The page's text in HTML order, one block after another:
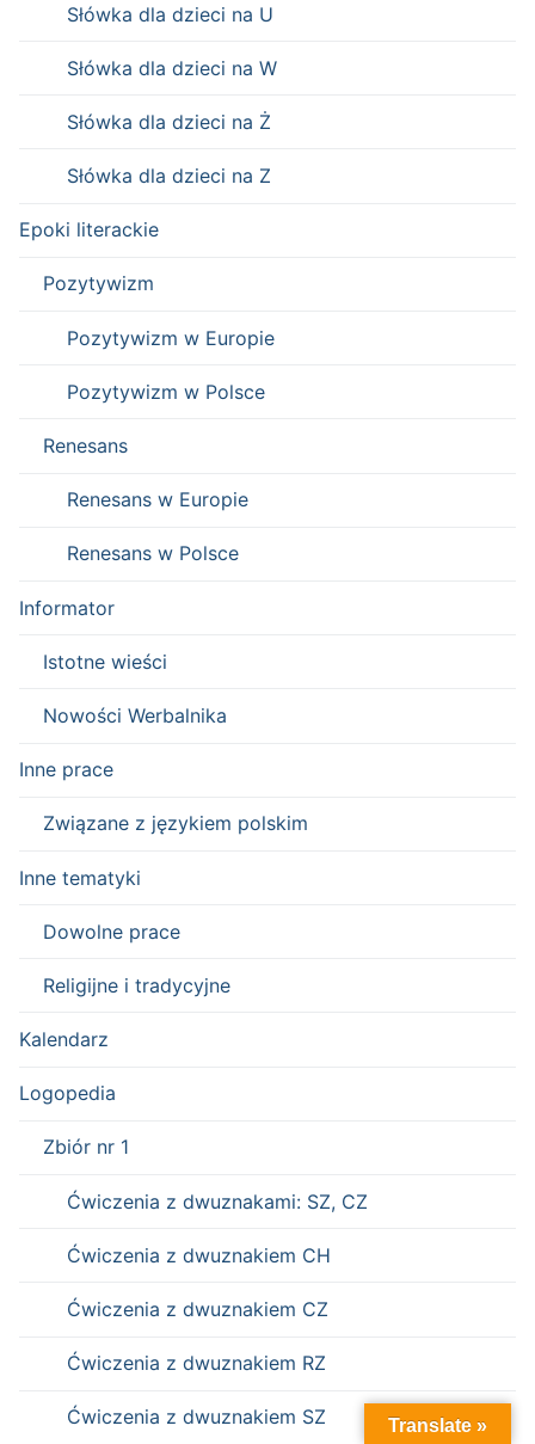
Słówka dla dzieci na U
Słówka dla dzieci na W
Słówka dla dzieci na Ż
Słówka dla dzieci na Z
Epoki literackie
Pozytywizm
Pozytywizm w Europie
Pozytywizm w Polsce
Renesans
Renesans w Europie
Renesans w Polsce
Informator
Istotne wieści
Nowości Werbalnika
Inne prace
Związane z językiem polskim
Inne tematyki
Dowolne prace
Religijne i tradycyjne
Kalendarz
Logopedia
Zbiór nr 1
Ćwiczenia z dwuznakami: SZ, CZ
Ćwiczenia z dwuznakiem CH
Ćwiczenia z dwuznakiem CZ
Ćwiczenia z dwuznakiem RZ
Ćwiczenia z dwuznakiem SZ Translate »